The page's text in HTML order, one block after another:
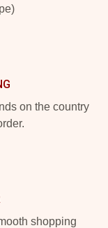
on the country
shopping